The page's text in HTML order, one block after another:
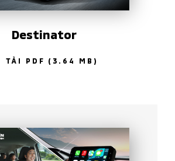
Destinator
TẢI PDF (3.64 MB)